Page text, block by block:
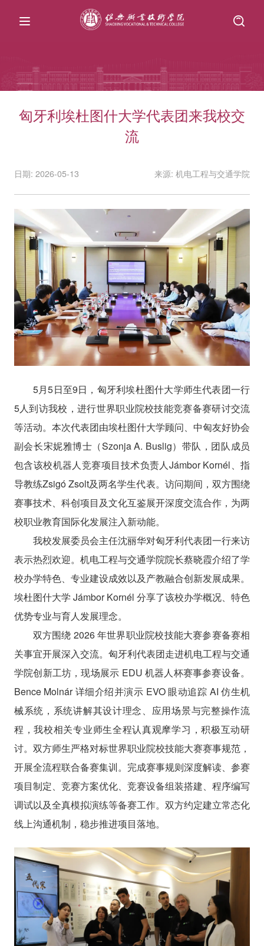
匈牙利埃杜图什大学代表团来我校交
流
日期: 2026-05-13 来源: 机电工程与交通学院
5月5日至9日，匈牙利埃杜图什大学师生代表团一行
5人到访我校，进行世界职业院校技能竞赛备赛研讨交流
等活动。本次代表团由埃杜图什大学顾问、中匈友好协会
副会长宋妮雅博士（Szonja A. Buslig）带队，团队成员
包含该校机器人竞赛项目技术负责人Jámbor Kornél、指
导教练Zsigó Zsolt及两名学生代表。访问期间，双方围绕
赛事技术、科创项目及文化互鉴展开深度交流合作，为两
校职业教育国际化发展注入新动能。
我校发展委员会主任沈丽华对匈牙利代表团一行来访
表示热烈欢迎。机电工程与交通学院院长蔡晓霞介绍了学
校办学特色、专业建设成效以及产教融合创新发展成果。
埃杜图什大学 Jámbor Kornél 分享了该校办学概况、特色
优势专业与育人发展理念。
双方围绕 2026 年世界职业院校技能大赛参赛备赛相
关事宜开展深入交流。匈牙利代表团走进机电工程与交通
学院创新工坊，现场展示 EDU 机器人杯赛事参赛设备。
Bence Molnár 详细介绍并演示 EVO 眼动追踪 AI 仿生机
械系统，系统讲解其设计理念、应用场景与完整操作流
程，我校相关专业师生全程认真观摩学习，积极互动研
讨。双方师生严格对标世界职业院校技能大赛赛事规范，
开展全流程联合备赛集训。完成赛事规则深度解读、参赛
项目制定、竞赛方案优化、竞赛设备组装搭建、程序编写
调试以及全真模拟演练等备赛工作。双方约定建立常态化
线上沟通机制，稳步推进项目落地。